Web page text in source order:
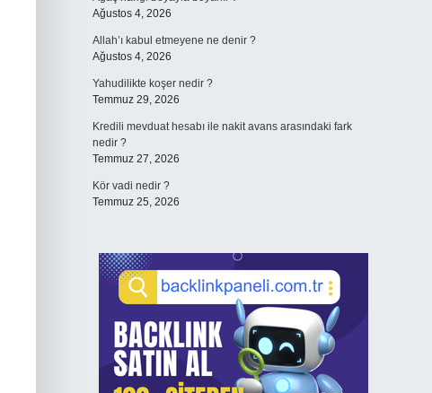
Ağustos 4, 2026
Allah’ı kabul etmeyene ne denir ?
Ağustos 4, 2026
Yahudilikte koşer nedir ?
Temmuz 29, 2026
Kredili mevduat hesabı ile nakit avans arasındaki fark
nedir ?
Temmuz 27, 2026
Kör vadi nedir ?
Temmuz 25, 2026